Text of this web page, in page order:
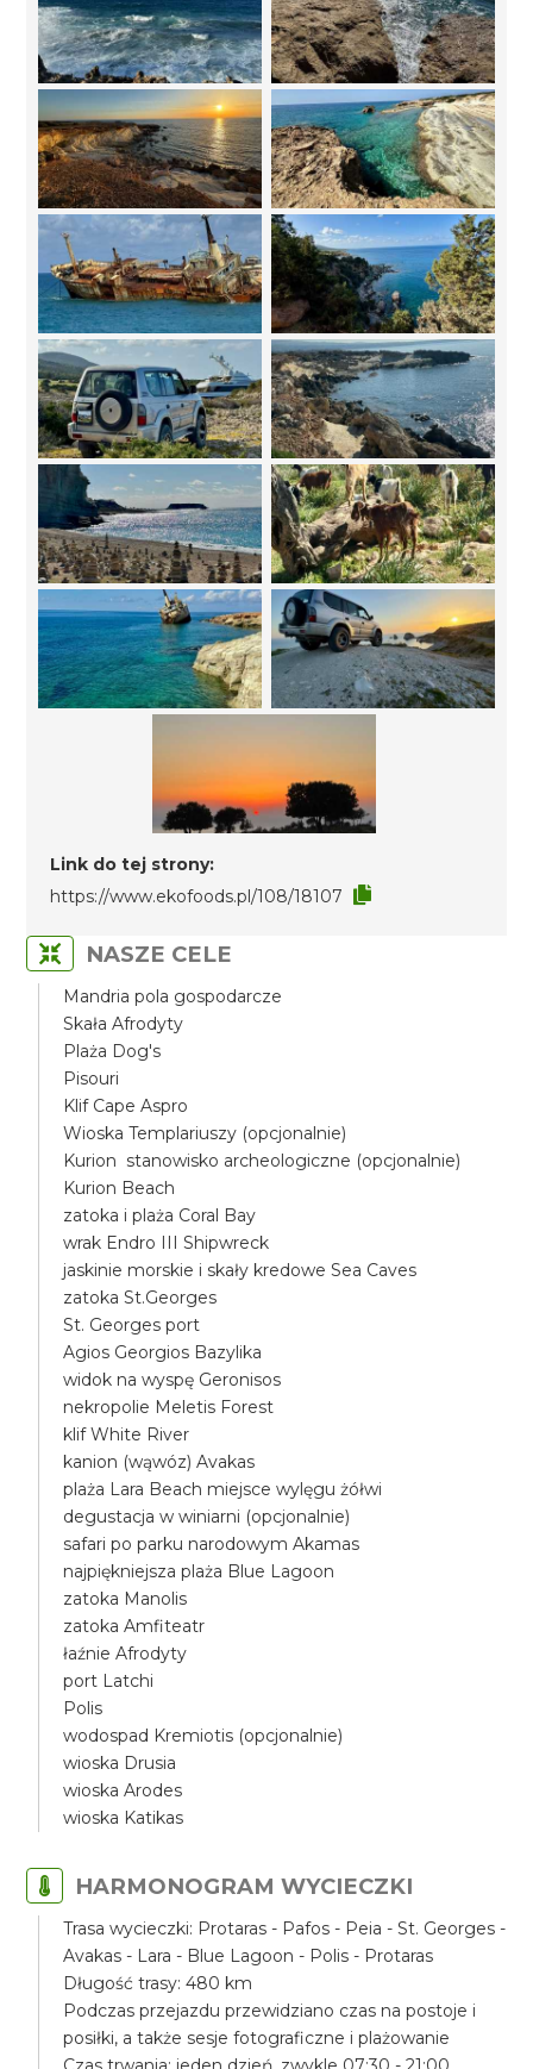
Link do tej strony:
https://www.ekofoods.pl/108/18107
NASZE CELE
Mandria pola gospodarcze
Skała Afrodyty
Plaża Dog's
Pisouri
Klif Cape Aspro
Wioska Templariuszy (opcjonalnie)
Kurion stanowisko archeologiczne (opcjonalnie)
Kurion Beach
zatoka i plaża Coral Bay
wrak Endro III Shipwreck
jaskinie morskie i skały kredowe Sea Caves
zatoka St.Georges
St. Georges port
Agios Georgios Bazylika
widok na wyspę Geronisos
nekropolie Meletis Forest
klif White River
kanion (wąwóz) Avakas
plaża Lara Beach miejsce wylęgu żółwi
degustacja w winiarni (opcjonalnie)
safari po parku narodowym Akamas
najpiękniejsza plaża Blue Lagoon
zatoka Manolis
zatoka Amfiteatr
łaźnie Afrodyty
port Latchi
Polis
wodospad Kremiotis (opcjonalnie)
wioska Drusia
wioska Arodes
wioska Katikas
HARMONOGRAM WYCIECZKI
Trasa wycieczki: Protaras - Pafos - Peia - St. Georges -
Avakas - Lara - Blue Lagoon - Polis - Protaras
Długość trasy: 480 km
Podczas przejazdu przewidziano czas na postoje i
posiłki, a także sesje fotograficzne i plażowanie